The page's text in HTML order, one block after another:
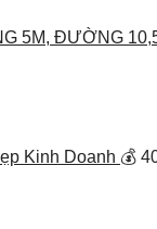
5M, ĐƯỜNG
Kinh Doanh 💰